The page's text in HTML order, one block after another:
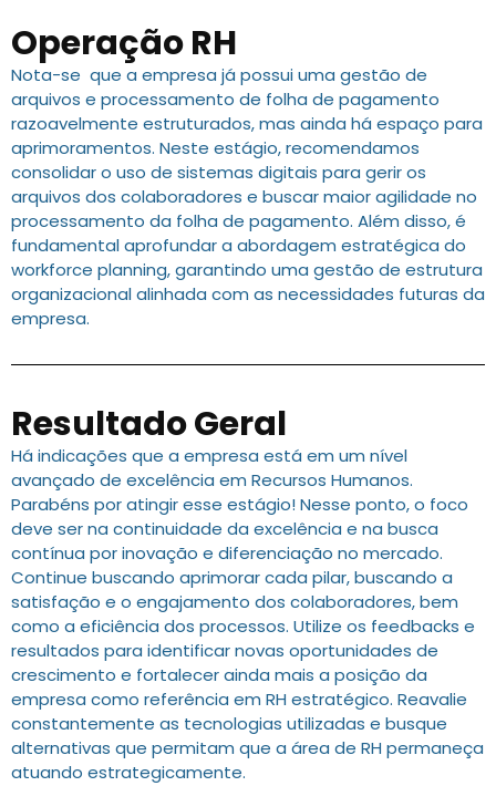
Operação RH
Nota-se que a empresa já possui uma gestão de
arquivos e processamento de folha de pagamento
razoavelmente estruturados, mas ainda há espaço para
aprimoramentos. Neste estágio, recomendamos
consolidar o uso de sistemas digitais para gerir os
arquivos dos colaboradores e buscar maior agilidade no
processamento da folha de pagamento. Além disso, é
fundamental aprofundar a abordagem estratégica do
workforce planning, garantindo uma gestão de estrutura
organizacional alinhada com as necessidades futuras da
empresa.
Resultado Geral
Há indicações que a empresa está em um nível
avançado de excelência em Recursos Humanos.
Parabéns por atingir esse estágio! Nesse ponto, o foco
deve ser na continuidade da excelência e na busca
contínua por inovação e diferenciação no mercado.
Continue buscando aprimorar cada pilar, buscando a
satisfação e o engajamento dos colaboradores, bem
como a eficiência dos processos. Utilize os feedbacks e
resultados para identificar novas oportunidades de
crescimento e fortalecer ainda mais a posição da
empresa como referência em RH estratégico. Reavalie
constantemente as tecnologias utilizadas e busque
alternativas que permitam que a área de RH permaneça
atuando estrategicamente.